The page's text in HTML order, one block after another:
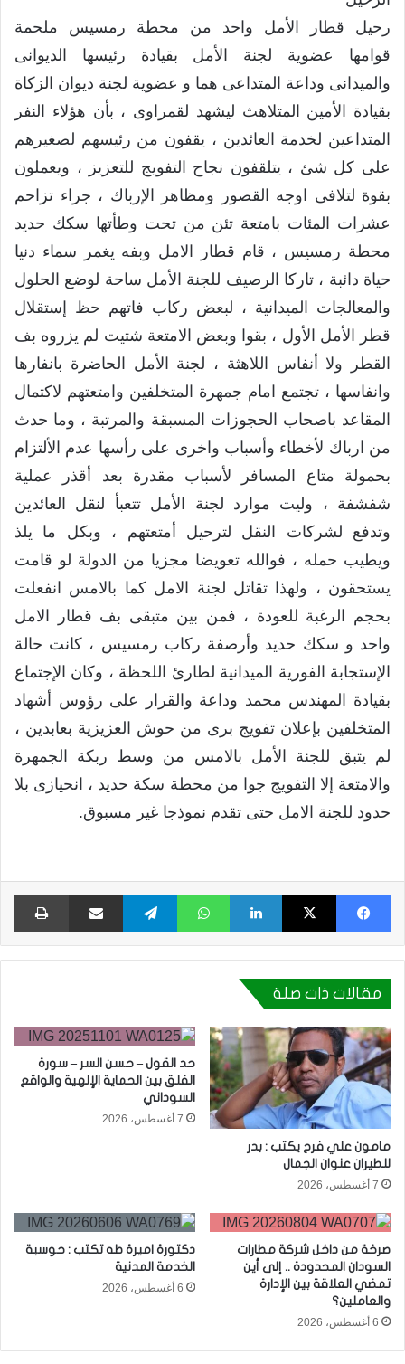
رحيل قطار الأمل واحد من محطة رمسيس ملحمة
قوامها عضوية لجنة الأمل بقيادة رئيسها الديوانى
والميدانى وداعة المتداعى هما و عضوية لجنة ديوان الزكاة
بقيادة الأمين المتلاهث ليشهد لقمراوى ، بأن هؤلاء النفر
المتداعين لخدمة العائدين ، يقفون من رئيسهم لصغيرهم
على كل شئ ، يتلقفون نجاح التفويج للتعزيز ، ويعملون
بقوة لتلافى اوجه القصور ومظاهر الإرباك ، جراء تزاحم
عشرات المئات بامتعة تئن من تحت وطأتها سكك حديد
محطة رمسيس ، قام قطار الامل وبفه يغمر سماء دنيا
حياة دائبة ، تاركا الرصيف للجنة الأمل ساحة لوضع الحلول
والمعالجات الميدانية ، لبعض ركاب فاتهم حظ إستقلال
قطر الأمل الأول ، بقوا وبعض الامتعة شتيت لم يزروه بف
القطر ولا أنفاس اللاهثة ، لجنة الأمل الحاضرة بانفارها
وانفاسها ، تجتمع امام جمهرة المتخلفين وامتعتهم لاكتمال
المقاعد باصحاب الحجوزات المسبقة والمرتبة ، وما حدث
من ارباك لأخطاء وأسباب واخرى على رأسها عدم الألتزام
بحمولة متاع المسافر لأسباب مقدرة بعد أقذر عملية
شفشفة ، وليت موارد لجنة الأمل تتعبأ لنقل العائدين
وتدفع لشركات النقل لترحيل أمتعتهم ، وبكل ما يلذ
ويطيب حمله ، فوالله تعويضا مجزيا من الدولة لو قامت
يستحقون ، ولهذا تقاتل لجنة الامل كما بالامس انفعلت
بحجم الرغبة للعودة ، فمن بين متبقى بف قطار الامل
واحد و سكك حديد وأرصفة ركاب رمسيس ، كانت حالة
الإستجابة الفورية الميدانية لطارئ اللحظة ، وكان الإجتماع
بقيادة المهندس محمد وداعة والقرار على رؤوس أشهاد
المتخلفين بإعلان تفويج برى من حوش العزيزية بعابدين ،
لم يتبق للجنة الأمل بالامس من وسط ربكة الجمهرة
والامتعة إلا التفويج جوا من محطة سكة حديد ، انحيازى بلا
حدود للجنة الامل حتى تقدم نموذجا غير مسبوق.
فيسبوك X لينكدإن واتساب تيلقرام مشاركة عبر البريد
مقالات ذات صلة
مامون علي فرح يكتب : بدر
للطيران عنوان الجمال
7 أغسطس، 2026
حد القول – حسن السر – سورة
الفلق بين الحماية الإلهية والواقع
السوداني
7 أغسطس، 2026
صرخة من داخل شركة مطارات
السودان المحدودة .. إلى أين
تمضي العلاقة بين الإدارة
والعاملين؟
6 أغسطس، 2026
دكتورة اميرة طه تكتب : حوسبة
الخدمة المدنية
6 أغسطس، 2026